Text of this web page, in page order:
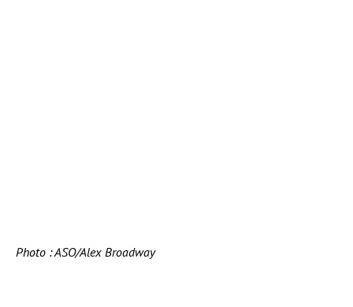
Photo : ASO/Alex Broadway